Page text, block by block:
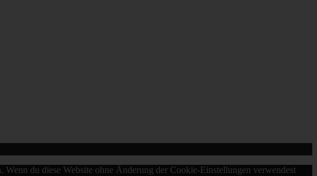
du diese Website ohne Änderung der Cookie-Einstellungen verwendest